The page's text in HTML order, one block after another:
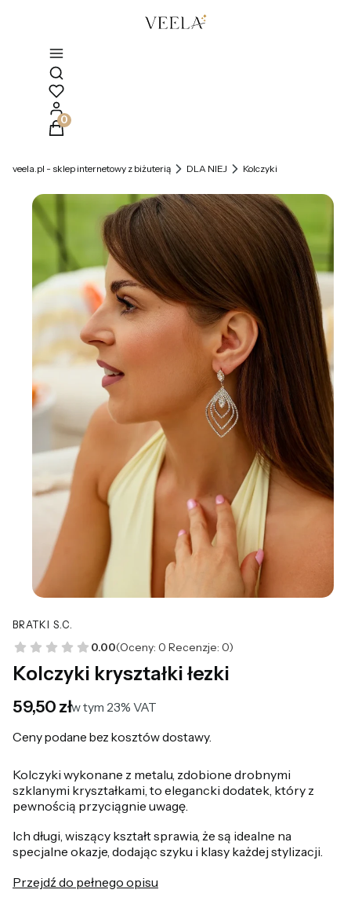
Otwórz wyszukiwarkę
Produkty w koszyku: 0. Zobacz szczegóły
veela.pl - sklep internetowy z biżuterią DLA NIEJ Kolczyki
BRATKI S.C.
0.00(Oceny: 0 Recenzje: 0)
Kolczyki kryształki łezki
Cena
59,50 złw tym 23% VAT
w tym 23% VAT
Ceny podane bez kosztów dostawy.
Kolczyki wykonane z metalu, zdobione drobnymi
szklanymi kryształkami, to elegancki dodatek, który z
pewnością przyciągnie uwagę.
Ich długi, wiszący kształt sprawia, że są idealne na
specjalne okazje, dodając szyku i klasy każdej stylizacji.
Przejdź do pełnego opisu